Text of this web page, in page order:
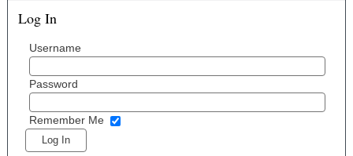
Log In
Username
Password
Remember Me